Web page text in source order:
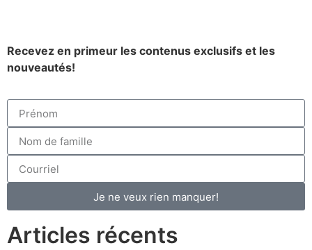
Recevez en primeur les contenus exclusifs et les
nouveautés!
Je ne veux rien manquer!
Articles récents